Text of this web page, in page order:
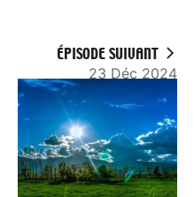
ÉPISODE SUIVANT
23 Déc 2024